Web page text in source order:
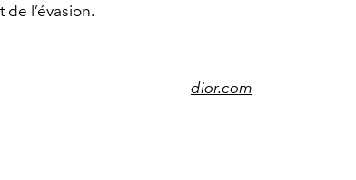
de l’évasion.
dior.com